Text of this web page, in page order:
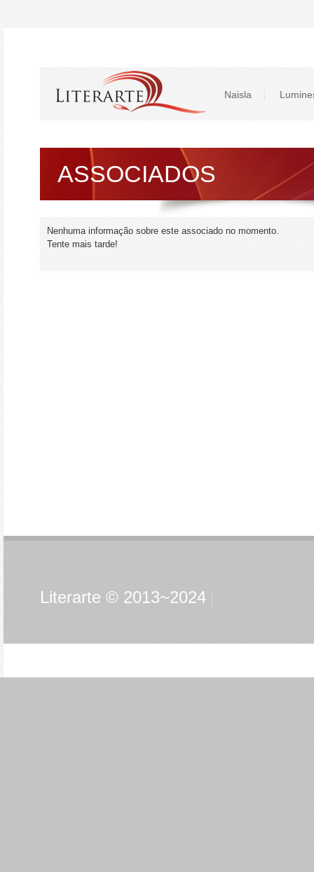
Naisla
ASSOCIADOS
Nenhuma informação sobre este associado no momento.
Tente mais tarde!
Literarte © 2013~2024